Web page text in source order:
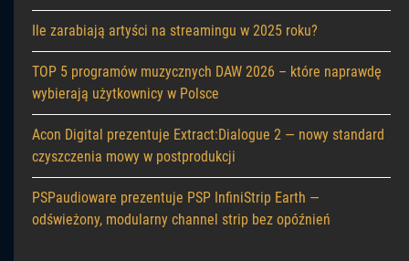
Ile zarabiają artyści na streamingu w 2025 roku?
TOP 5 programów muzycznych DAW 2026 – które naprawdę
wybierają użytkownicy w Polsce
Acon Digital prezentuje Extract:Dialogue 2 — nowy standard
czyszczenia mowy w postprodukcji
PSPaudioware prezentuje PSP InfiniStrip Earth —
odświeżony, modularny channel strip bez opóźnień